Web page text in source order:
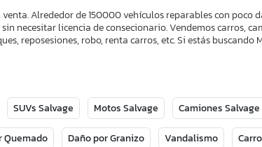
Alrededor de 150000 vehículos reparables con
necesitar licencia de consecionario. Vendemos carros,
reposesiones, robo, renta carros, etc. Si estás
SUVs Salvage Motos Salvage Camiones Salvage
Quemado Daño por Granizo Vandalismo